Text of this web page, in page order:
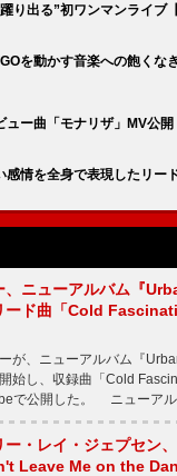
り出る”初ワンマンライ
を動かす音楽への飽く
ー曲「モナリザ」MV公開
情を全身で表現したリー
、ニューアルバム『
ド曲「Cold
が、ニューアルバム『
始し、収録曲「Cold
で公開した。 ニューア
ー・レイ・ジェプセン
Leave Me on the